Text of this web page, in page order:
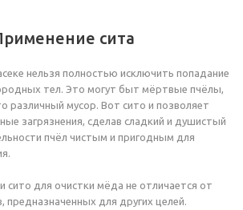
сита
нельзя полностью исключить попадание
тел. Это могут быт мёртвые пчёлы,
различный мусор. Вот сито и позволяет
загрязнения, сделав сладкий и душистый
пчёл чистым и пригодным для
сито для очистки мёда не отличается от
предназначенных для других целей.